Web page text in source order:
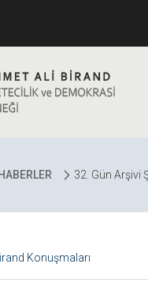
HABERLER 32. Gün Arşivi
Konuşmaları